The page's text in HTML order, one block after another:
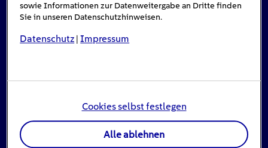
Stromausfall: Das ist zu tun, wenn das Licht
ausgeht
sowie Informationen zur Datenweitergabe an Dritte finden
Sie in unseren Datenschutzhinweisen.
Datenschutz |Impressum
Cookies selbst festlegen
Alle ablehnen